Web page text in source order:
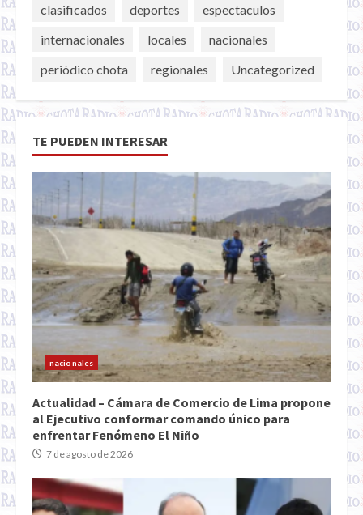
clasificados deportes
espectaculos
internacionales
locales
nacionales
periódico chota
regionales Uncategorized
TE PUEDEN INTERESAR
nacionales
Actualidad – Cámara de Comercio de Lima propone
al Ejecutivo conformar comando único para
enfrentar Fenómeno El Niño
7 de agosto de 2026